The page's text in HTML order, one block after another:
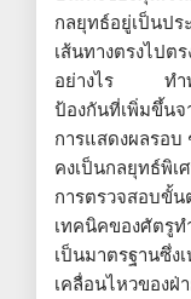
กลยุทธ์อยู่เป็นป
เส้นทางตรงไปต
อย่างไร ทำทุก
ป้องกันที่เพิ่มขึ้น
การแสดงผลรอ
คงเป็นกลยุทธ์พิเ
การตรวจสอบ
เทคนิคของศัตรู
เป็นมาตรฐานซึ่
เคลื่อนไหวของฝ่